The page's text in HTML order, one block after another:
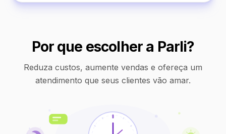
Por que escolher a Parli?
Reduza custos, aumente vendas e ofereça um
atendimento que seus clientes vão amar.